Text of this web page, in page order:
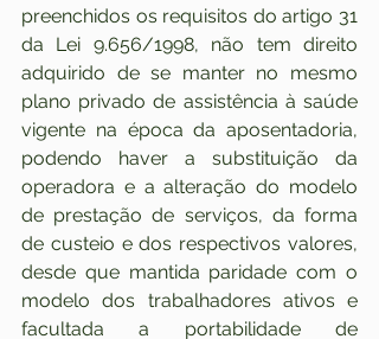
preenchidos os requisitos do artigo 31
da Lei 9.656/1998, não tem direito
adquirido de se manter no mesmo
plano privado de assistência à saúde
vigente na época da aposentadoria,
podendo haver a substituição da
operadora e a alteração do modelo
de prestação de serviços, da forma
de custeio e dos respectivos valores,
desde que mantida paridade com o
modelo dos trabalhadores ativos e
facultada a portabilidade de